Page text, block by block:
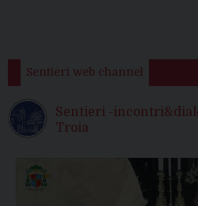
Sentieri web channel
Sentieri -
Troia